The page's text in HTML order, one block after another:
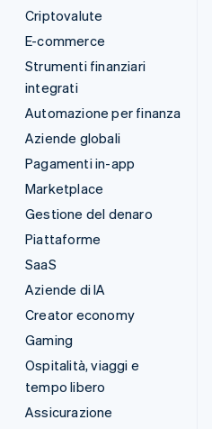
Criptovalute
E-commerce
Strumenti finanziari
integrati
Automazione per finanza
Aziende globali
Pagamenti in-app
Marketplace
Gestione del denaro
Piattaforme
SaaS
Aziende di IA
Creator economy
Gaming
Ospitalità, viaggi e
tempo libero
Assicurazione